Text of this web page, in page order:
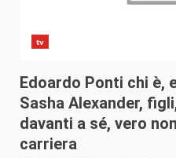
tv
Edoardo Ponti chi è,
Sasha Alexander,
davanti a sé, vero
carriera